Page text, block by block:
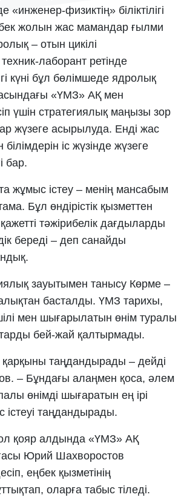
«инженер-физиктің» біліктілігі
жолын жас мамандар ғылми
– отын цикілі
лаборант ретінде
күні бұл бөлімшеде ядролық
«ҮМЗ» АҚ мен
үшін стратегиялық маңызы зор
жүзеге асырылуда. Енді жас
іс жүзінде жүзеге
бар.
жұмыс істеу – менің мансабым
Бұл өндірістік қызметтен
тәжірибелік дағдыларды
береді – деп санайды
зауытымен танысу Көрме –
басталды. ҮМЗ тарихы,
мен шығарылатын өнім туралы
бей-жай қалтырмады.
таңдандырады – дейді
– Бұндағы алаңмен қоса, әлем
өнімді шығаратын ең ірі
істеуі таңдандырады.
қояр алдында «ҮМЗ» АҚ
Юрий Шахворостов
еңбек қызметінің
оларға табыс тіледі.